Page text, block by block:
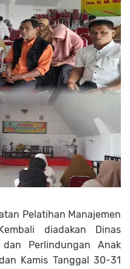
Pelatihan Manajemen
diadakan Dinas
dan Perlindungan Anak
Kamis Tanggal 30-31